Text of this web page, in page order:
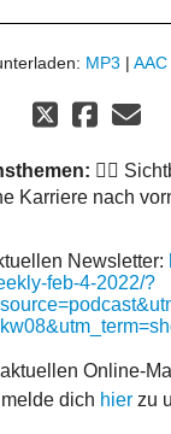
MP3 | AAC
👉🏼
Karriere nach
Newsletter:
feb-4-2022/?
Online-
dich hier zu